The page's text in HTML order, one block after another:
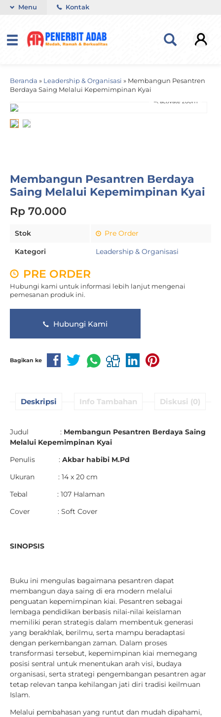
Menu Kontak
Beranda » Leadership & Organisasi » Membangun Pesantren
Berdaya Saing Melalui Kepemimpinan Kyai
activate zoom
Membangun Pesantren Berdaya
Saing Melalui Kepemimpinan Kyai
Rp 70.000
Stok Pre Order
Kategori Leadership & Organisasi
PRE ORDER
Hubungi kami untuk informasi lebih lanjut mengenai
pemesanan produk ini.
Hubungi Kami
Bagikan ke
Deskripsi Info Tambahan Diskusi (0)
Judul : Membangun Pesantren Berdaya Saing
Melalui Kepemimpinan Kyai
Penulis : Akbar habibi M.Pd
Ukuran : 14 x 20 cm
Tebal : 107 Halaman
Cover : Soft Cover
SINOPSIS
Buku ini mengulas bagaimana pesantren dapat
membangun daya saing di era modern melalui
penguatan kepemimpinan kiai. Pesantren sebagai
lembaga pendidikan berbasis nilai-nilai keislaman
memiliki peran strategis dalam membentuk generasi
yang berakhlak, berilmu, serta mampu beradaptasi
dengan perkembangan zaman. Dalam proses
transformasi tersebut, kepemimpinan kiai memegang
posisi sentral untuk menentukan arah visi, budaya
organisasi, serta strategi pengembangan pesantren agar
tetap relevan tanpa kehilangan jati diri tradisi keilmuan
Islam.
Melalui pembahasan yang runtut dan mudah dipahami,